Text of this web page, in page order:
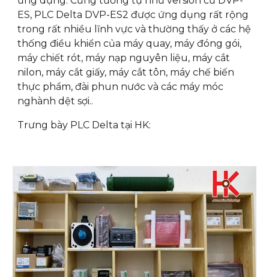
ES, PLC Delta DVP-ES2 được ứng dụng rất rộng
trong rất nhiều lĩnh vực và thường thấy ở các hệ
thống điều khiển của máy quay, máy đóng gói,
máy chiết rót, máy nạp nguyên liệu, máy cắt
nilon, máy cắt giấy, máy cắt tôn, máy chế biến
thực phẩm, đài phun nước và các máy móc
nghành dệt sợi..
Trưng bày PLC Delta tại HK: